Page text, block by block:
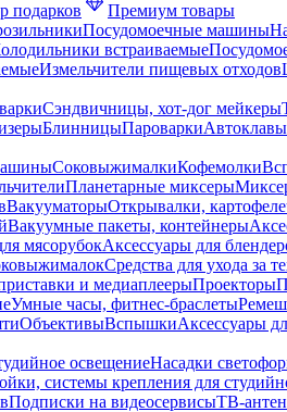
подарков
Премиум товары
Посудомоечные машины
встраиваемые
Измельчители пищевых отходов
Сэндвичницы, хот-дог мейкеры
БлинницыПароварки
СоковыжималкиКофемолки
Планетарные миксеры
ВакууматорыОткрывалки,
Вакуумные пакеты, контейнеры
мясорубокАксессуары для
Средства для ухода за
и медиаплеерыПроекторы
Умные часы, фитнес-браслеты
ОбъективыВспышкиАксессуары
освещениеНасадки
системы крепления для
Подписки на видеосервисыТВ-